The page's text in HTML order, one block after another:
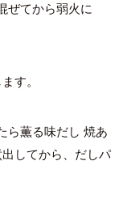
ぜてから弱火に
す。
ら薫る味だし 焼あ
してから、だしパ